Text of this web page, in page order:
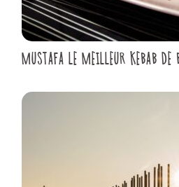
MUSTAFA LE MEILLEUR KEBAB DE